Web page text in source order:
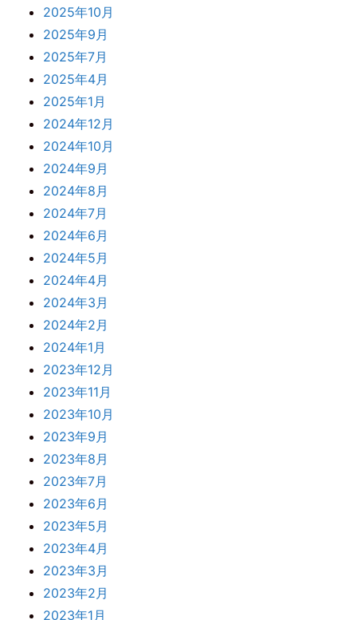
2025年10月
2025年9月
2025年7月
2025年4月
2025年1月
2024年12月
2024年10月
2024年9月
2024年8月
2024年7月
2024年6月
2024年5月
2024年4月
2024年3月
2024年2月
2024年1月
2023年12月
2023年11月
2023年10月
2023年9月
2023年8月
2023年7月
2023年6月
2023年5月
2023年4月
2023年3月
2023年2月
2023年1月